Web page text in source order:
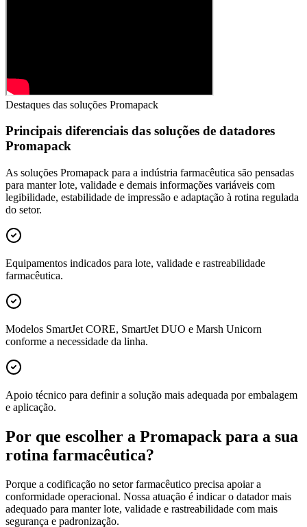
Destaques das soluções Promapack
Principais diferenciais das soluções de datadores
Promapack
As soluções Promapack para a indústria farmacêutica são pensadas
para manter lote, validade e demais informações variáveis com
legibilidade, estabilidade de impressão e adaptação à rotina regulada
do setor.
Equipamentos indicados para lote, validade e rastreabilidade
farmacêutica.
Modelos SmartJet CORE, SmartJet DUO e Marsh Unicorn
conforme a necessidade da linha.
Apoio técnico para definir a solução mais adequada por embalagem
e aplicação.
Por que escolher a Promapack para a sua
rotina farmacêutica?
Porque a codificação no setor farmacêutico precisa apoiar a
conformidade operacional. Nossa atuação é indicar o datador mais
adequado para manter lote, validade e rastreabilidade com mais
segurança e padronização.